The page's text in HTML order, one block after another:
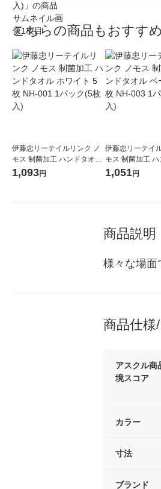
こちらの商品もおすすめ
伊藤忠リーテイルリンク ノ
モス 制菌加工 ハンドタオル
ホワイト 5枚 NH-001 1パッ
1,093円
伊藤忠リーテイ
モス 制菌加工
ベージュ 5枚
1,051円
商品説明
様々な場面
商品仕様
アスクル商
境スコア
カラー
寸法
ブランド